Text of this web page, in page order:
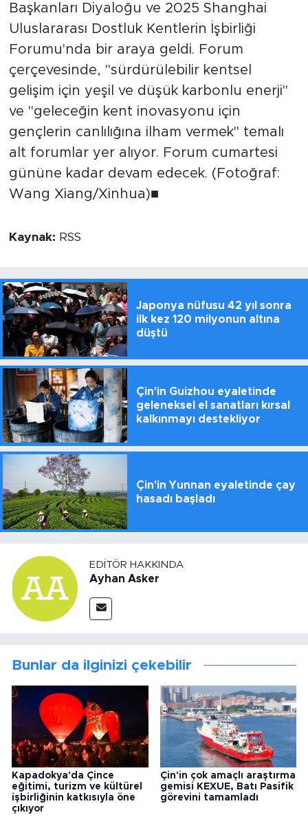
Başkanları Diyaloğu ve 2025 Shanghai
Uluslararası Dostluk Kentlerin İşbirliği
Forumu'nda bir araya geldi. Forum
çerçevesinde, "sürdürülebilir kentsel
gelişim için yeşil ve düşük karbonlu enerji"
ve "geleceğin kent inovasyonu için
gençlerin canlılığına ilham vermek" temalı
alt forumlar yer alıyor. Forum cumartesi
gününe kadar devam edecek. (Fotoğraf:
Wang Xiang/Xinhua)■
Kaynak: RSS
Japonya nüfusu 42 yıl sonra
ilk kez 120 milyonun altına
düştü
Çin'in Guizhou eyaletinde
geleneksel el sanatları kırsal
kalkınmayı destekliyor
Çin'in Yunnan eyaletinde çay
hasadı başladı
EDITÖR HAKKINDA
Ayhan Asker
Bunlar da ilginizi çekebilir
Kapadokya'da Çince
eğitimi, turizm ve kültürel
işbirliğinin katkısıyla öne
çıkıyor
Çin'in çok amaçlı araştırma
gemisi KEXUE, Batı Pasifik
görevini tamamladı